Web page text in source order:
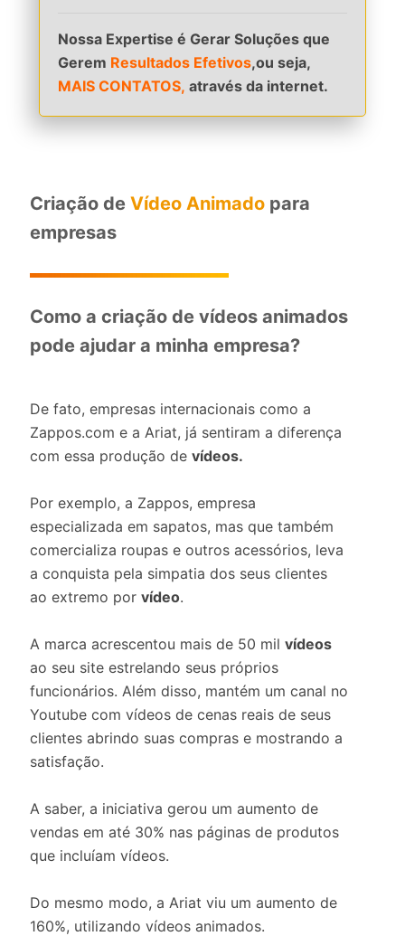
Nossa Expertise é Gerar Soluções que
Gerem Resultados Efetivos,ou seja,
MAIS CONTATOS, através da internet.
Criação de Vídeo Animado para
empresas
Como a criação de vídeos animados
pode ajudar a minha empresa?
De fato, empresas internacionais como a
Zappos.com e a Ariat, já sentiram a diferença
com essa produção de vídeos.
Por exemplo, a Zappos, empresa
especializada em sapatos, mas que também
comercializa roupas e outros acessórios, leva
a conquista pela simpatia dos seus clientes
ao extremo por vídeo.
A marca acrescentou mais de 50 mil vídeos
ao seu site estrelando seus próprios
funcionários. Além disso, mantém um canal no
Youtube com vídeos de cenas reais de seus
clientes abrindo suas compras e mostrando a
satisfação.
A saber, a iniciativa gerou um aumento de
vendas em até 30% nas páginas de produtos
que incluíam vídeos.
Do mesmo modo, a Ariat viu um aumento de
160%, utilizando vídeos animados.